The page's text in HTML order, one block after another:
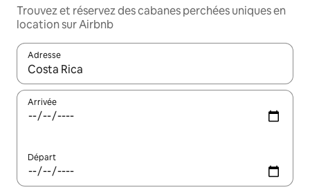
Trouvez et réservez des cabanes perchées uniques en
location sur Airbnb
Adresse
Lorsque les résultats s'affichent, utilisez les flèches vers le
Arrivée
Départ